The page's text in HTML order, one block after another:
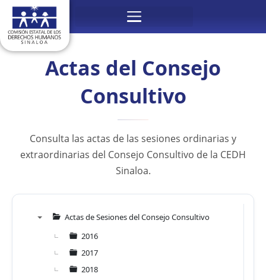
Menú
contenido
Actas del Consejo
Consultivo
Consulta las actas de las sesiones ordinarias y
extraordinarias del Consejo Consultivo de la CEDH
Sinaloa.
Actas de Sesiones del Consejo Consultivo
2016
2017
2018